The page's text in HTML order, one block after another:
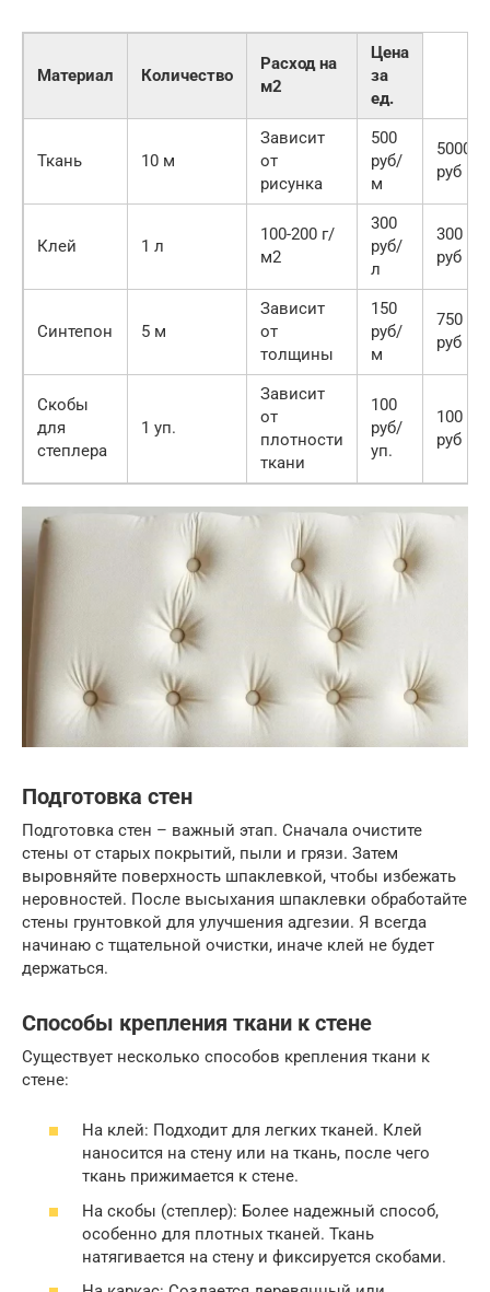
Материал Количество
Расход на
м2
Цена
за
ед.
Ткань 10 м
Зависит
от
рисунка
500
руб/
м
5000
руб
Клей 1 л
100-200 г/
м2
300
руб/
л
300
руб
Синтепон 5 м
Зависит
от
толщины
150
руб/
м
750
руб
Скобы
для
степлера
1 уп.
Зависит
от
плотности
ткани
100
руб/
уп.
100
руб
Подготовка стен
Подготовка стен – важный этап. Сначала очистите
стены от старых покрытий, пыли и грязи. Затем
выровняйте поверхность шпаклевкой, чтобы избежать
неровностей. После высыхания шпаклевки обработайте
стены грунтовкой для улучшения адгезии. Я всегда
начинаю с тщательной очистки, иначе клей не будет
держаться.
Способы крепления ткани к стене
Существует несколько способов крепления ткани к
стене:
На клей: Подходит для легких тканей. Клей
наносится на стену или на ткань, после чего
ткань прижимается к стене.
На скобы (степлер): Более надежный способ,
особенно для плотных тканей. Ткань
натягивается на стену и фиксируется скобами.